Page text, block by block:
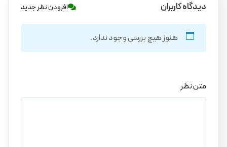
دیدگاه کاربران افزودن نظر جدید
هنوز هیچ بررسی وجود ندارد.
متن نظر